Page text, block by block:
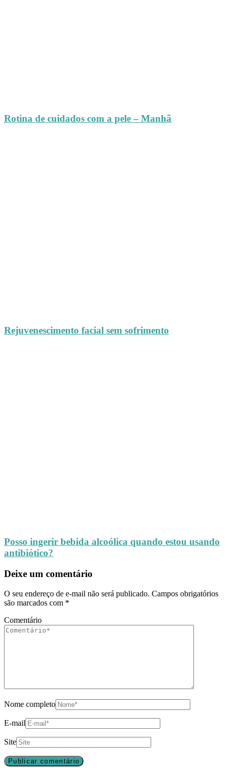
Rotina de cuidados com a pele – Manhã
Rejuvenescimento facial sem sofrimento
Posso ingerir bebida alcoólica quando estou usando
antibiótico?
Deixe um comentário
O seu endereço de e-mail não será publicado. Campos obrigatórios
são marcados com *
Comentário
Nome completo
E-mail
Site